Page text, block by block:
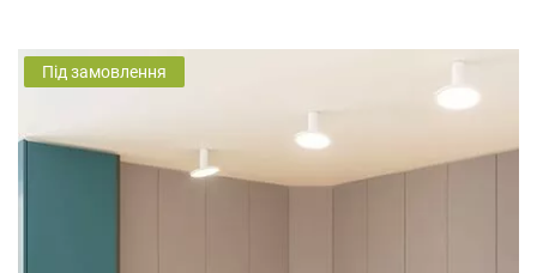
Під замовлення